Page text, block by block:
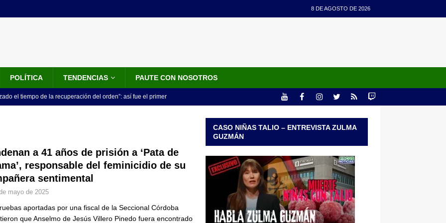
8 DE AGOSTO DE 2026
POLÍTICA TENDENCIAS PAUTE CON NOSOTROS
el tiempo de la recuperación del orden”: así fue el primer
LO ÚLTIMO
de Abelardo De La Espriella: recibirá la banda presidencial
en el Cantón Pichincha LO ÚLTIMO
no asistirá a la posesión de Abelardo de la Espriella y llama a
LO ÚLTIMO
a 41 años de prisión a ‘Pata de
responsable del feminicidio de su
sentimental
mayo de 2025
aportadas por una fiscal de la Seccional Córdoba
que Anselmo de Jesús Villero Pinedo fuera encontrado
CASO NIÑAS TALIO – ENTREVISTA ZULMA
GUZMÁN